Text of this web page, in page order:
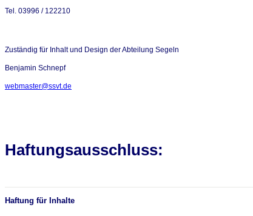
Tel. 03996 / 122210
Zuständig für Inhalt und Design der Abteilung Segeln
Benjamin Schnepf
webmaster@ssvt.de
Haftungsausschluss:
Haftung für Inhalte